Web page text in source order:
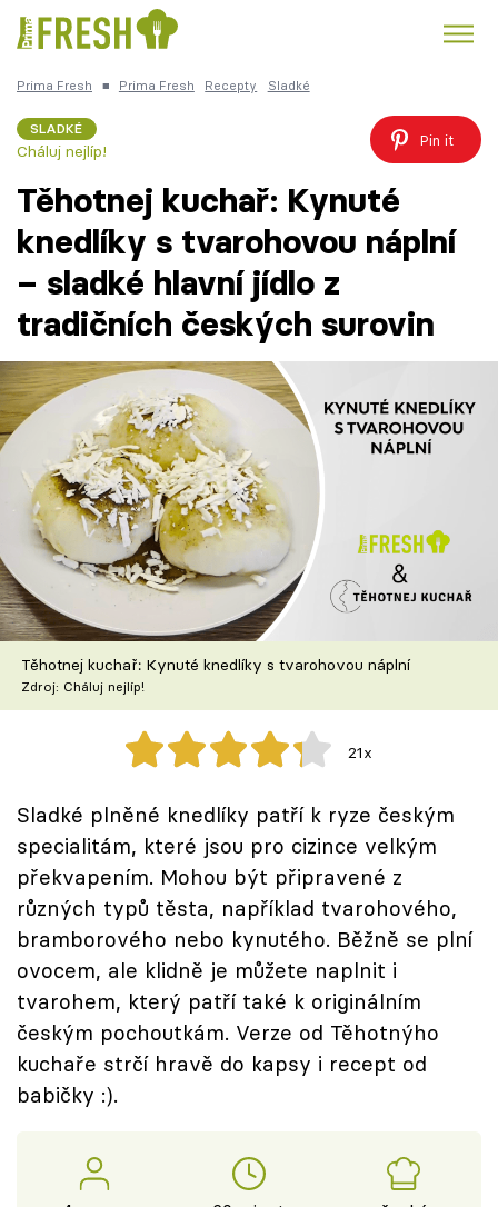
Česká kuchyně
Témata
Články
TV Program
Škola vaření
Recepty z TV
Speciál: Cuketa
Těhotnej kuchař
Sledujte prima+
Přihlášení
Sledujte nás
Prima Fresh ■ Prima Fresh Recepty Sladké
SLADKÉ
Cháluj nejlíp!
Pin it
Těhotnej kuchař: Kynuté
knedlíky s tvarohovou náplní
– sladké hlavní jídlo z
tradičních českých surovin
Těhotnej kuchař: Kynuté knedlíky s tvarohovou náplní
Zdroj: Cháluj nejlíp!
21x
Sladké plněné knedlíky patří k ryze českým
specialitám, které jsou pro cizince velkým
překvapením. Mohou být připravené z
různých typů těsta, například tvarohového,
bramborového nebo kynutého. Běžně se plní
ovocem, ale klidně je můžete naplnit i
tvarohem, který patří také k originálním
českým pochoutkám. Verze od Těhotnýho
kuchaře strčí hravě do kapsy i recept od
babičky :).